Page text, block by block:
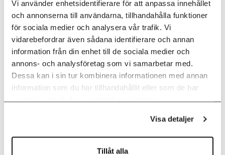
Vi använder enhetsidentifierare för att anpassa innehållet
och annonserna till användarna, tillhandahålla funktioner
för sociala medier och analysera vår trafik. Vi
vidarebefordrar även sådana identifierare och annan
information från din enhet till de sociala medier och
annons- och analysföretag som vi samarbetar med.
Dessa kan i sin tur kombinera informationen med annan
information som du har tillhandahållit eller som de har
samlat in när du har använt deras tjänster.
Visa detaljer
Tillåt alla
Ladda ner vårt white paper om digital
ergonomics.
Läs mer